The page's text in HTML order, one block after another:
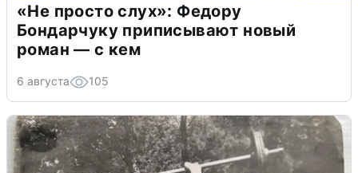
«Не просто слух»: Федору
Бондарчуку приписывают новый
роман — с кем
6 августа 105